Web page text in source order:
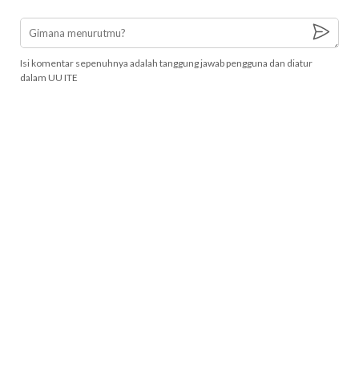
Isi komentar sepenuhnya adalah tanggung jawab pengguna dan diatur
dalam UU ITE